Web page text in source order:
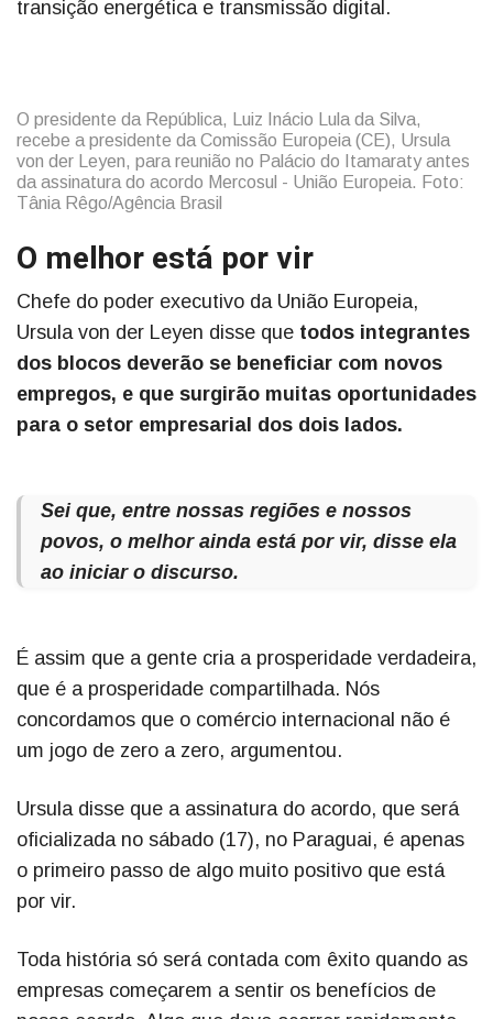
transição energética e transmissão digital.
O presidente da República, Luiz Inácio Lula da Silva,
recebe a presidente da Comissão Europeia (CE), Ursula
von der Leyen, para reunião no Palácio do Itamaraty antes
da assinatura do acordo Mercosul - União Europeia. Foto:
Tânia Rêgo/Agência Brasil
O melhor está por vir
Chefe do poder executivo da União Europeia,
Ursula von der Leyen disse que todos integrantes
dos blocos deverão se beneficiar com novos
empregos, e que surgirão muitas oportunidades
para o setor empresarial dos dois lados.
Sei que, entre nossas regiões e nossos
povos, o melhor ainda está por vir, disse ela
ao iniciar o discurso.
É assim que a gente cria a prosperidade verdadeira,
que é a prosperidade compartilhada. Nós
concordamos que o comércio internacional não é
um jogo de zero a zero, argumentou.
Ursula disse que a assinatura do acordo, que será
oficializada no sábado (17), no Paraguai, é apenas
o primeiro passo de algo muito positivo que está
por vir.
Toda história só será contada com êxito quando as
empresas começarem a sentir os benefícios de